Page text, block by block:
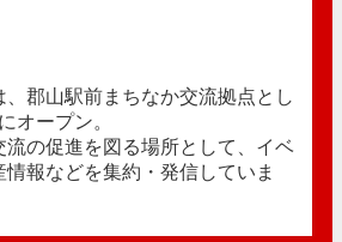
、郡山駅前まちなか交流拠点とし
オープン。
の促進を図る場所として、イベ
報などを集約・発信していま